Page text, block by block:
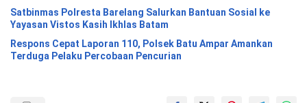
Satbinmas Polresta Barelang Salurkan Bantuan Sosial ke
Yayasan Vistos Kasih Ikhlas Batam
Respons Cepat Laporan 110, Polsek Batu Ampar Amankan
Terduga Pelaku Percobaan Pencurian